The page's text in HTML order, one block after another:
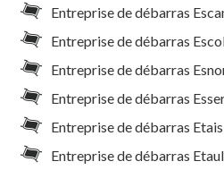
Entreprise de débarras
Entreprise de débarras
Entreprise de débarras
Entreprise de débarras
Entreprise de débarras Etais
Entreprise de débarras